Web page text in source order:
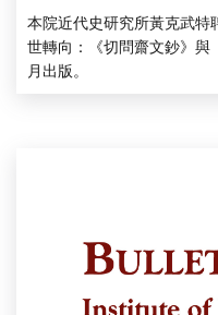
本院近代史研究所黃克武特
世轉向：《切問齋文鈔》與
月出版。